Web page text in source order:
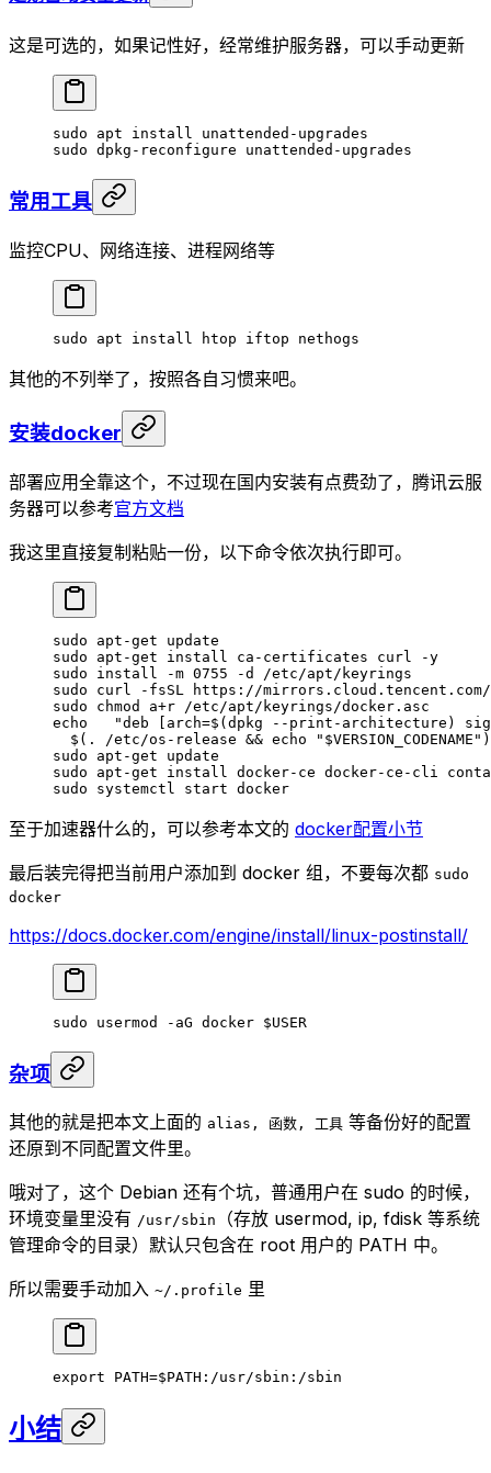
这是可选的，如果记性好，经常维护服务器，可以手动更新
sudo apt install unattended-upgrades
sudo dpkg-reconfigure unattended-upgrades
常用工具
监控CPU、网络连接、进程网络等
sudo apt install htop iftop nethogs
其他的不列举了，按照各自习惯来吧。
安装docker
部署应用全靠这个，不过现在国内安装有点费劲了，腾讯云服
务器可以参考官方文档
我这里直接复制粘贴一份，以下命令依次执行即可。
sudo apt-get update
sudo apt-get install ca-certificates curl -y
sudo install -m 0755 -d
/etc/apt/keyrings
sudo curl -fsSL https://
sudo chmod a+r /etc/apt/keyrings/docker.asc
echo
   "deb [arch=$(
dpkg --print-architecture )
  $(
. /etc/os-release && echo " $VERSION_CODENAME
sudo apt-get update
sudo apt-get install docker-ce docker-ce-cli
sudo systemctl start docker
至于加速器什么的，可以参考本文的 docker配置小节
最后装完得把当前用户添加到 docker 组，不要每次都 sudo
docker
https://docs.docker.com/engine/install/linux-postinstall/
sudo usermod -aG docker $USER
杂项
其他的就是把本文上面的 alias, 函数, 工具 等备份好的配置
还原到不同配置文件里。
哦对了，这个 Debian 还有个坑，普通用户在 sudo 的时候，
环境变量里没有 /usr/sbin
（存放 usermod, ip, fdisk 等系统
管理命令的目录）默认只包含在 root 用户的 PATH 中。
所以需要手动加入 ~/.profile 里
export PATH=$PATH:/usr/sbin:/sbin
小结